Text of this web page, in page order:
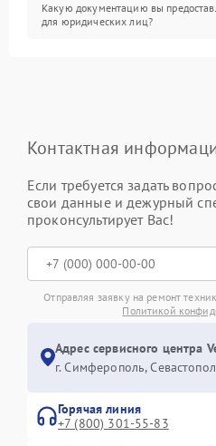
Какую документацию вы
для юридических лиц?
Контактная
Если требуется задать
свои данные и дежурный
проконсультирует Вас!
Отправляя заявку на ремонт
Политикой
Адрес сервисного центра
г. Симферополь,
Горячая линия
+7 (800) 301-55-83